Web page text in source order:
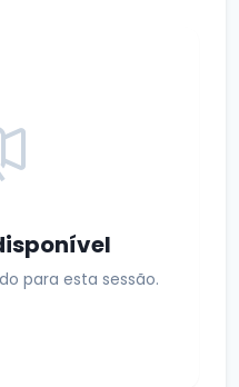
para esta sessão.